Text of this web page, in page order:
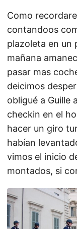
Como
contandoos
plazoleta en un
mañana
pasar mas
deicimos
obligué a Guille
checkin en el
hacer un giro
habían
vimos el inicio
montados, si